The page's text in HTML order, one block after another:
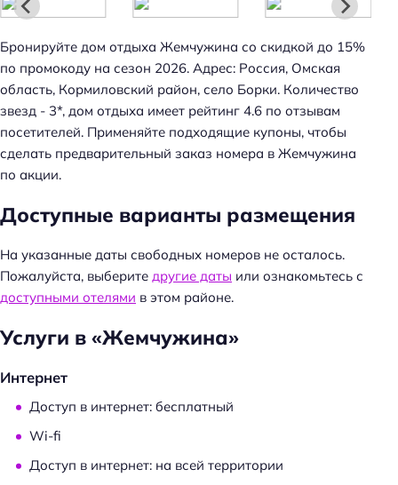
Бронируйте дом отдыха Жемчужина со скидкой до 15%
по промокоду на сезон 2026. Адрес: Россия, Омская
область, Кормиловский район, село Борки. Количество
звезд - 3*, дом отдыха имеет рейтинг 4.6 по отзывам
посетителей. Применяйте подходящие купоны, чтобы
сделать предварительный заказ номера в Жемчужина
по акции.
Доступные варианты размещения
На указанные даты свободных номеров не осталось.
Пожалуйста, выберите другие даты или ознакомьтесь с
доступными отелями в этом районе.
Услуги в «Жемчужина»
Интернет
Доступ в интернет: бесплатный
Wi-fi
Доступ в интернет: на всей территории
Н
й